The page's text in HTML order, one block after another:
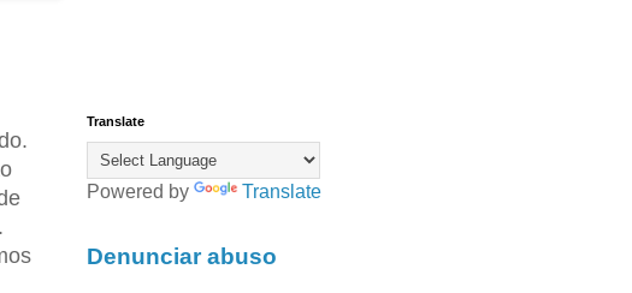
Translate
Powered by Translate
Denunciar abuso